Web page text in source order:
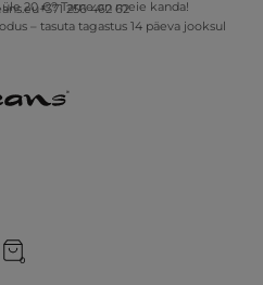
+371 256 462 62
20 €? Tarne on meie kanda!
0